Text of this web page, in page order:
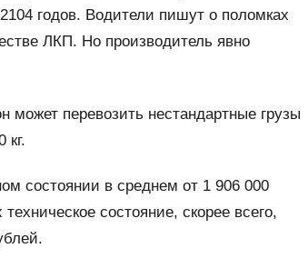
годов. Водители пишут о поломках
ЛКП. Но производитель явно
может перевозить нестандартные грузы
кг.
состоянии в среднем от 1 906 000
состояние, скорее всего,